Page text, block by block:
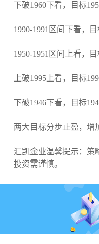
下破1960下看，目标
1990-1991区间下看，
1950-1951区间上看，
上破1995上看，目标
下破1946下看，目标
两大目标分步止盈，增
汇凯金业温馨提示：策
投资需谨慎。